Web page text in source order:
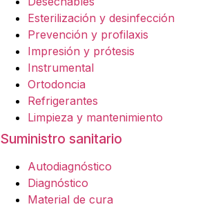
Esterilización y desinfección
Prevención y profilaxis
Impresión y prótesis
Instrumental
Ortodoncia
Refrigerantes
Limpieza y mantenimiento
Suministro sanitario
Autodiagnóstico
Diagnóstico
Material de cura